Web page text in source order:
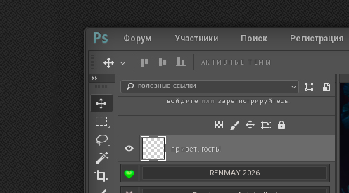
RENMAY 2026
полезные ссылки
Форум Участники Поиск Регистрация
АКТИВНЫЕ ТЕМЫ
привет, гость!
войдите или зарегистрируйтесь